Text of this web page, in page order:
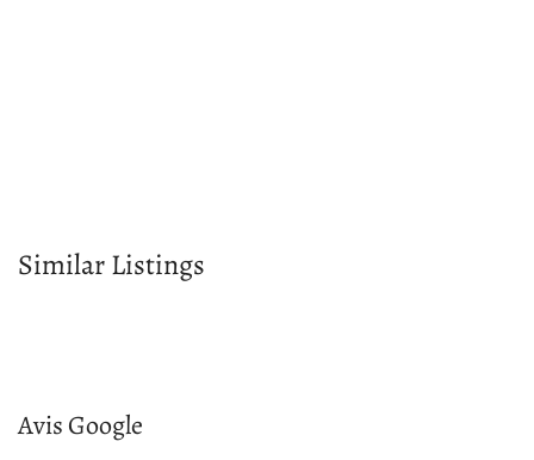
Similar Listings
Avis Google